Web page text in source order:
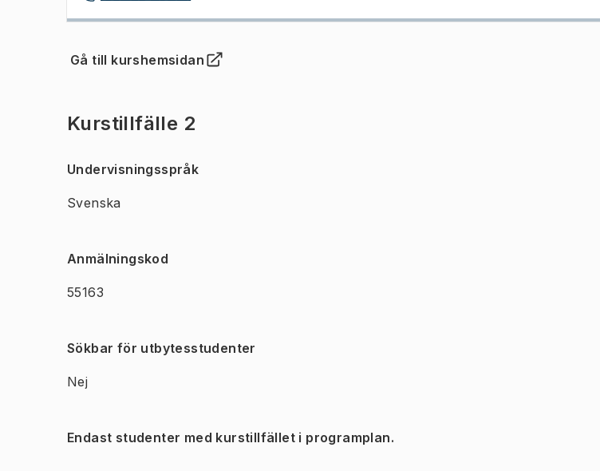
Gå till kurshemsidan
(Öppnas i ny flik)
Kurstillfälle 2
Undervisningsspråk
Svenska
Anmälningskod
55163
Sökbar för utbytesstudenter
Nej
Endast studenter med kurstillfället i programplan.